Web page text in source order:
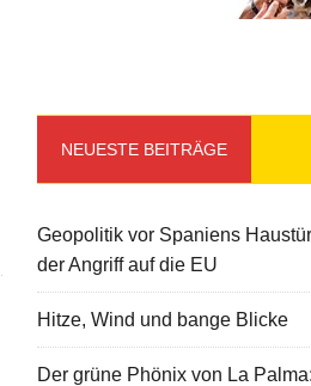
NEUESTE BEITRÄGE
Geopolitik vor Spaniens
der Angriff auf die EU
Hitze, Wind und bange Blicke
Der grüne Phönix von La